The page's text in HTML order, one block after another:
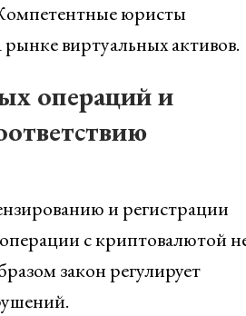
юристы
виртуальных активов.
операций и
и регистрации
с криптовалютой
закон регулирует